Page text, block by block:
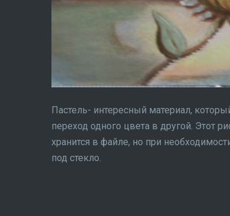
Пастель- интересный материал,
переход одного цвета в другой. Этот
хранится в файле, но при
под стекло.